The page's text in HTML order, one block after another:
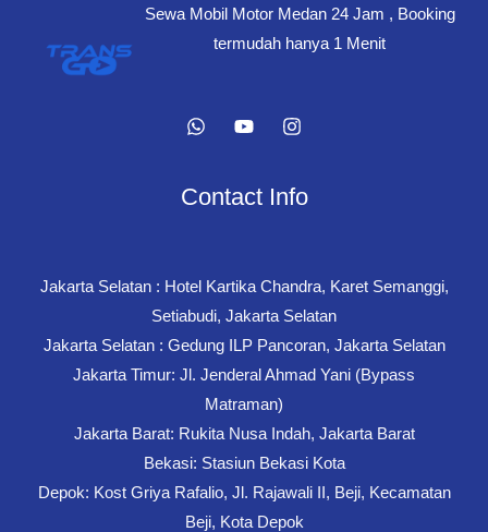
Sewa Mobil Motor Medan 24 Jam , Booking
termudah hanya 1 Menit
Contact Info
Jakarta Selatan : Hotel Kartika Chandra, Karet Semanggi,
Setiabudi, Jakarta Selatan
Jakarta Selatan : Gedung ILP Pancoran, Jakarta Selatan
Jakarta Timur: Jl. Jenderal Ahmad Yani (Bypass
Matraman)
Jakarta Barat: Rukita Nusa Indah, Jakarta Barat
Bekasi: Stasiun Bekasi Kota
Depok: Kost Griya Rafalio, Jl. Rajawali II, Beji, Kecamatan
Beji, Kota Depok